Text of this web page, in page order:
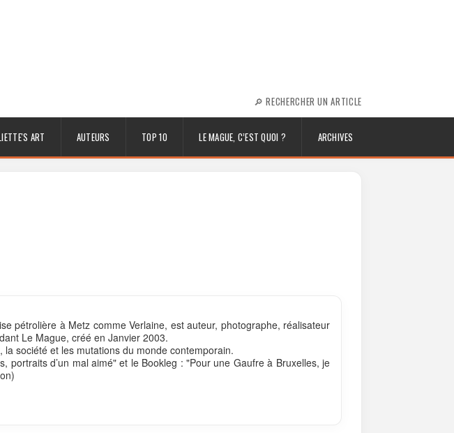
🔎 RECHERCHER UN ARTICLE
ART AUTEURS TOP 10 LE MAGUE, C’EST QUOI ? ARCHIVES
pétrolière à Metz comme Verlaine, est auteur, photographe, réalisateur
Le Mague, créé en Janvier 2003.
société et les mutations du monde contemporain.
portraits d’un mal aimé" et le Bookleg : "Pour une Gaufre à Bruxelles, je